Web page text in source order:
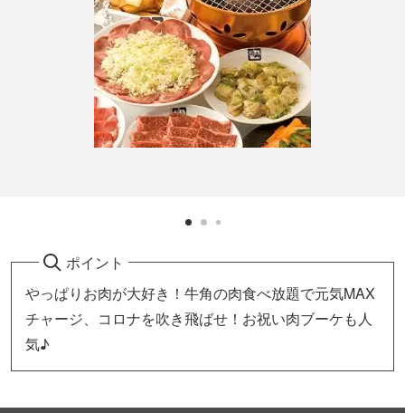
ポイント
やっぱりお肉が大好き！牛角の肉食べ放題で元気MAX
チャージ、コロナを吹き飛ばせ！お祝い肉ブーケも人
気♪